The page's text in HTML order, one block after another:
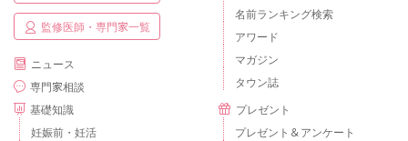
監修医師・専門家一覧
ニュース
専門家相談
基礎知識
妊娠前・妊活
名前ランキング検索
アワード
マガジン
タウン誌
プレゼント
プレゼント＆アンケート